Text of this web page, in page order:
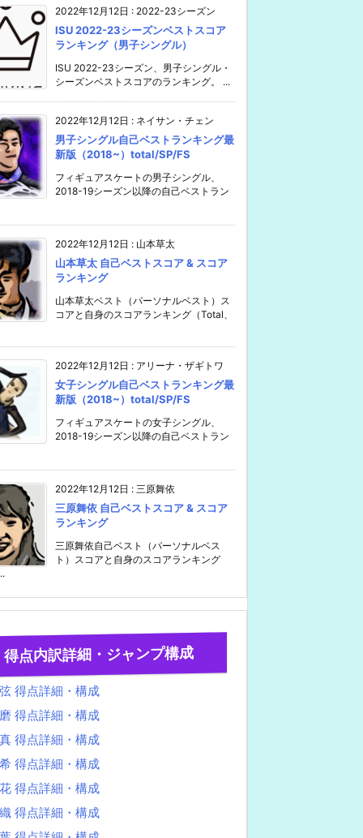
2022年12月12日 : 2022-23シーズン
ISU 2022-23シーズンベストスコア
ランキング（男子シングル）
ISU 2022-23シーズン、男子シングル・
シーズンベストスコアのランキング。 ...
2022年12月12日 : ネイサン・チェン
男子シングル自己ベストランキング最
新版（2018~）total/SP/FS
フィギュアスケートの男子シングル、
2018-19シーズン以降の自己ベストラン
2022年12月12日 : 山本草太
山本草太 自己ベストスコア & スコア
ランキング
山本草太ベスト（パーソナルベスト）ス
コアと自身のスコアランキング（Total、
2022年12月12日 : アリーナ・ザギトワ
女子シングル自己ベストランキング最
新版（2018~）total/SP/FS
フィギュアスケートの女子シングル、
2018-19シーズン以降の自己ベストラン
2022年12月12日 : 三原舞依
三原舞依 自己ベストスコア & スコア
ランキング
三原舞依自己ベスト（パーソナルベス
ト）スコアと自身のスコアランキング
得点内訳詳細・ジャンプ構成
得点詳細・構成
得点詳細・構成
得点詳細・構成
得点詳細・構成
得点詳細・構成
得点詳細・構成